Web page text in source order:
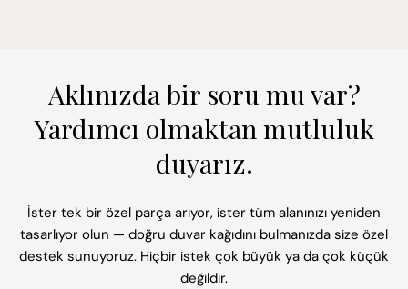
Aklınızda bir soru mu var?
Yardımcı olmaktan mutluluk
duyarız.
İster tek bir özel parça arıyor, ister tüm alanınızı yeniden
tasarlıyor olun — doğru duvar kağıdını bulmanızda size özel
destek sunuyoruz. Hiçbir istek çok büyük ya da çok küçük
değildir.